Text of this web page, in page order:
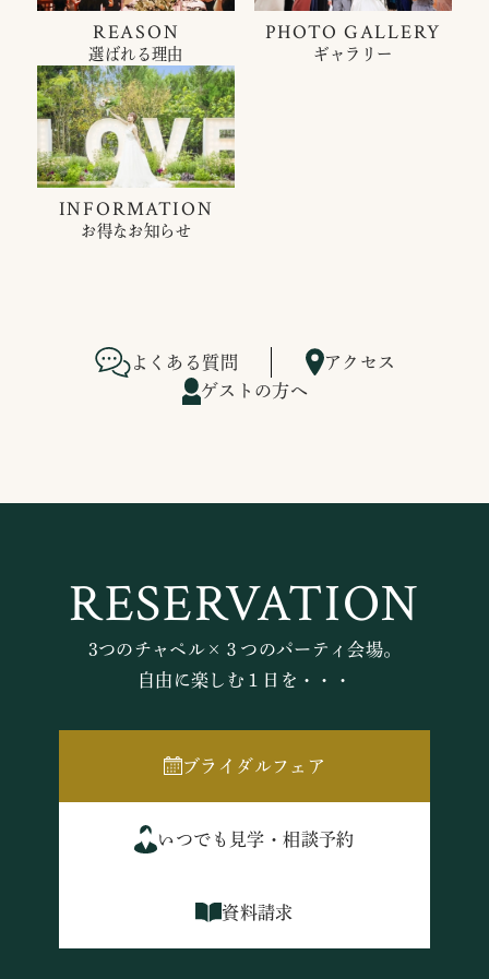
REASON
選ばれる理由
PHOTO GALLERY
ギャラリー
INFORMATION
お得なお知らせ
よくある質問
アクセス
ゲストの方へ
RESERVATION
3つのチャペル×３つのパーティ会場。
自由に楽しむ１日を・・・
ブライダルフェア
いつでも見学・相談予約
資料請求